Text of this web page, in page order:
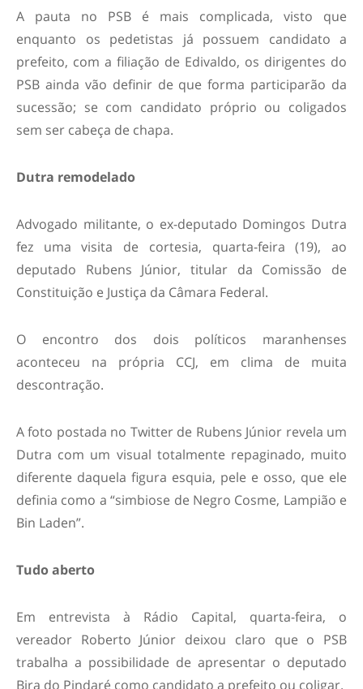
A pauta no PSB é mais complicada, visto que
enquanto os pedetistas já possuem candidato a
prefeito, com a filiação de Edivaldo, os dirigentes do
PSB ainda vão definir de que forma participarão da
sucessão; se com candidato próprio ou coligados
sem ser cabeça de chapa.
Dutra remodelado
Advogado militante, o ex-deputado Domingos Dutra
fez uma visita de cortesia, quarta-feira (19), ao
deputado Rubens Júnior, titular da Comissão de
Constituição e Justiça da Câmara Federal.
O encontro dos dois políticos maranhenses
aconteceu na própria CCJ, em clima de muita
descontração.
A foto postada no Twitter de Rubens Júnior revela um
Dutra com um visual totalmente repaginado, muito
diferente daquela figura esquia, pele e osso, que ele
definia como a “simbiose de Negro Cosme, Lampião e
Bin Laden”.
Tudo aberto
Em entrevista à Rádio Capital, quarta-feira, o
vereador Roberto Júnior deixou claro que o PSB
trabalha a possibilidade de apresentar o deputado
Bira do Pindaré como candidato a prefeito ou coligar.